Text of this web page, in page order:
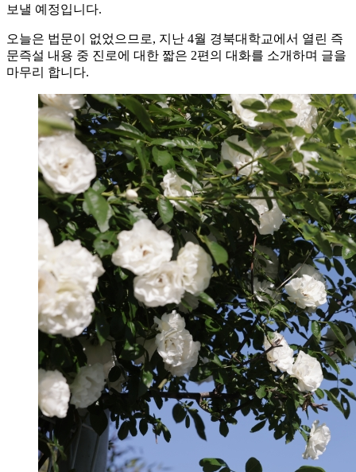
보낼 예정입니다.
오늘은 법문이 없었으므로, 지난 4월 경북대학교에서 열린 즉
문즉설 내용 중 진로에 대한 짧은 2편의 대화를 소개하며 글을
마무리 합니다.